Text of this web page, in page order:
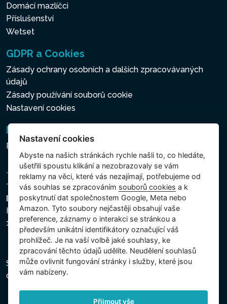
Domácí mazlíčci
Příslušenství
Wetset
GDPR a Cookies
Zásady ochrany osobních a dalších zpracovávaných
údajů
Zásady používání souborů cookie
Nastavení cookies
Newsletter
Přihlášení k odběru novinek
Intex Trading, s.r.o.
Hradecká 2526/3
130 00 Praha 3 - Česká republika
Společnost je zapsána u Městského soudu v Praze,
oddíl C, vložka 74759, IČ 26150808, DIČ CZ26150808.
Nastavení cookies
Abyste na našich stránkách rychle našli to, co hledáte,
ušetřili spoustu klikání a nezobrazovaly se vám
reklamy na věci, které vás nezajímají, potřebujeme od
vás souhlas se zpracováním souborů cookies a k
poskytnutí dat společnostem Google, Meta nebo
Amazon. Tyto soubory nejčastěji obsahují vaše
preference, záznamy o interakci se stránkou a
především unikátní identifikátory označující váš
prohlížeč. Je na vaší volbě jaké souhlasy, ke
zpracování těchto údajů udělíte. Neudělení souhlasů
může ovlivnit fungování stránky i služby, které jsou
vám nabízeny.
Přijmout vše